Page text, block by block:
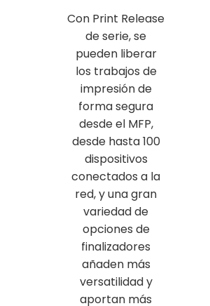
Con Print Release
de serie, se
pueden liberar
los trabajos de
impresión de
forma segura
desde el MFP,
desde hasta 100
dispositivos
conectados a la
red, y una gran
variedad de
opciones de
finalizadores
añaden más
versatilidad y
aportan más